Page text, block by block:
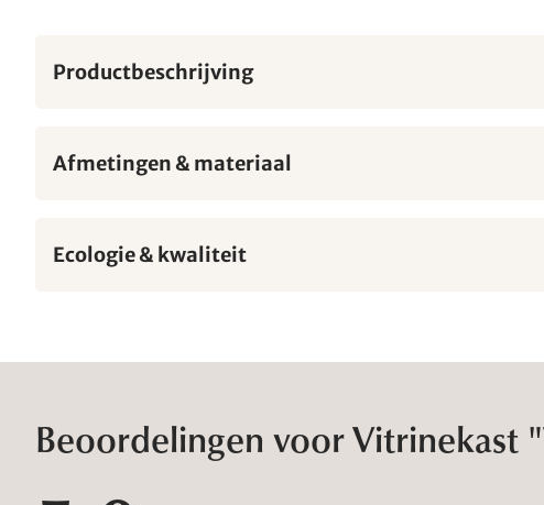
Productbeschrijving
Afmetingen & materiaal
Ecologie & kwaliteit
Beoordelingen voor Vitrinekast